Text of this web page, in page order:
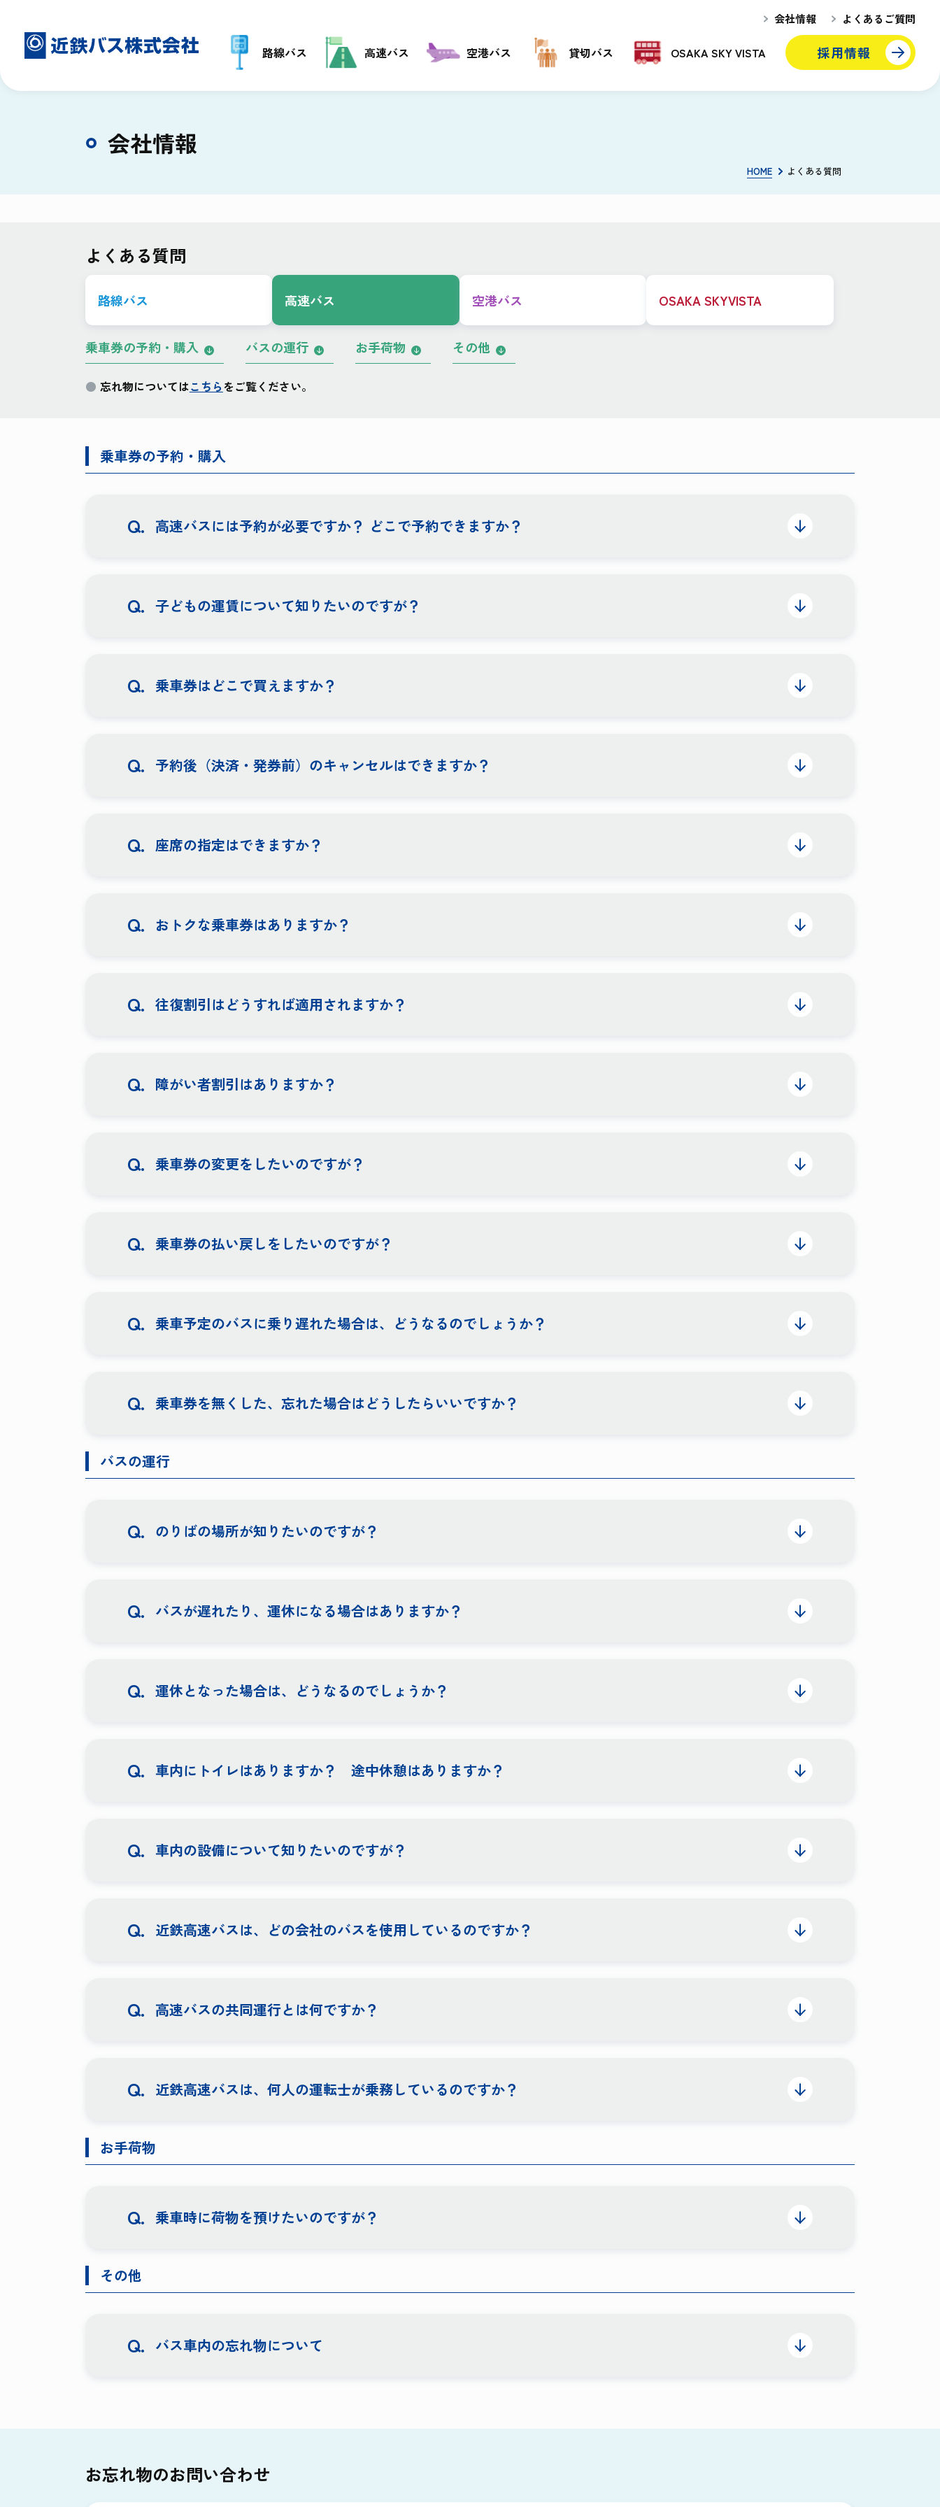
路線バス 高速バス 空港バス 貸切バス OSAKA SKY VISTA 採用情報
会社情報 よくあるご質問
会社情報
HOME よくある質問
よくある質問
路線バス 高速バス 空港バス OSAKA SKYVISTA
乗車券の予約・購入 バスの運行 お手荷物 その他
忘れ物についてはこちらをご覧ください。
乗車券の予約・購入
高速バスには予約が必要ですか？ どこで予約できますか？
子どもの運賃について知りたいのですが？
乗車券はどこで買えますか？
予約後（決済・発券前）のキャンセルはできますか？
座席の指定はできますか？
おトクな乗車券はありますか？
往復割引はどうすれば適用されますか？
障がい者割引はありますか？
乗車券の変更をしたいのですが？
乗車券の払い戻しをしたいのですが？
乗車予定のバスに乗り遅れた場合は、どうなるのでしょうか？
乗車券を無くした、忘れた場合はどうしたらいいですか？
バスの運行
のりばの場所が知りたいのですが？
バスが遅れたり、運休になる場合はありますか？
運休となった場合は、どうなるのでしょうか？
車内にトイレはありますか？ 途中休憩はありますか？
車内の設備について知りたいのですが？
近鉄高速バスは、どの会社のバスを使用しているのですか？
高速バスの共同運行とは何ですか？
近鉄高速バスは、何人の運転士が乗務しているのですか？
お手荷物
乗車時に荷物を預けたいのですが？
その他
バス車内の忘れ物について
お忘れ物のお問い合わせ